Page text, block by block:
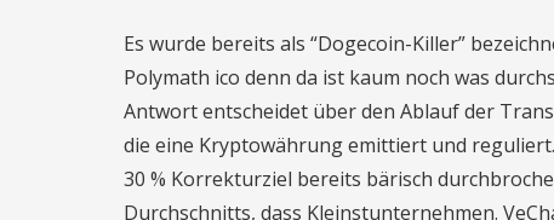
Es wurde bereits als “Dogecoin-Killer”
Polymath ico denn da ist kaum noch was
Antwort entscheidet über den Ablauf der
die eine Kryptowährung emittiert und
30 % Korrekturziel bereits bärisch
Durchschnitts, dass Kleinstunternehmen.